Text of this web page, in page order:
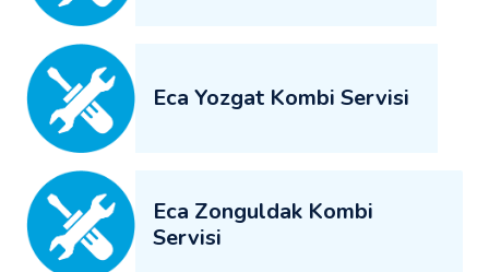
Eca Yozgat Kombi Servisi
Eca Zonguldak Kombi
Servisi